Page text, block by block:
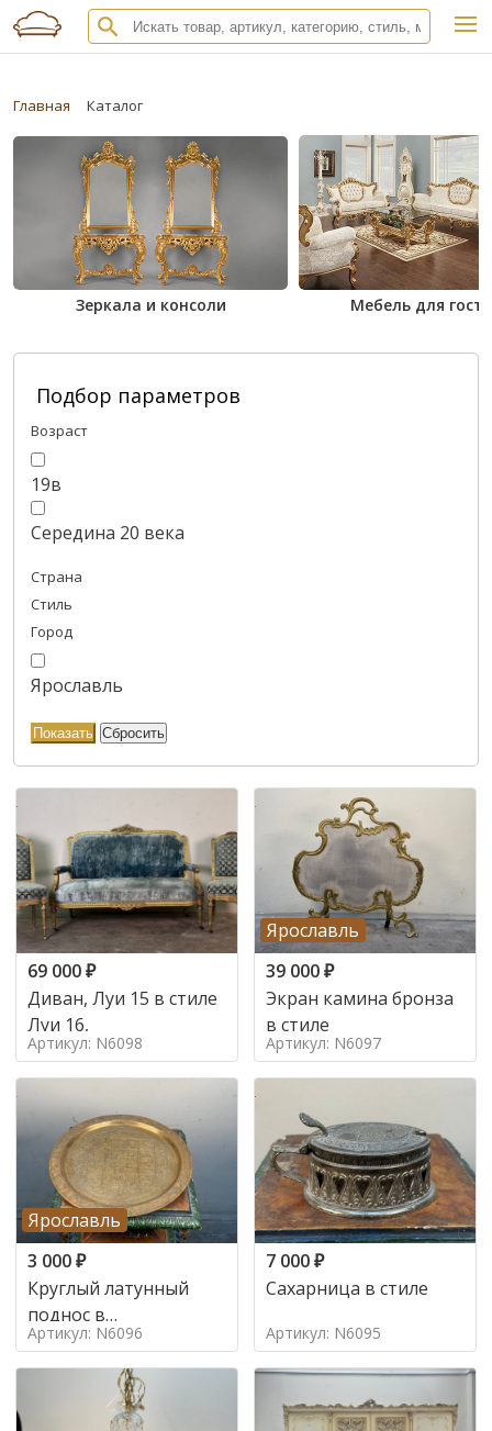
Главная Каталог
Зеркала и консоли Мебель для
Подбор параметров
Возраст
19в
Середина 20 века
Страна
Стиль
Город
Ярославль
69 000₽
Диван, Луи 15 в стиле
Луи 16,
Артикул: N6098
Ярославль
39 000₽
Экран камина бронза
в стиле
Артикул: N6097
Ярославль
3 000₽
Круглый латунный
поднос в
марокканском стиле в
стиле
Артикул: N6096
7 000₽
Сахарница в стиле
Артикул: N6095